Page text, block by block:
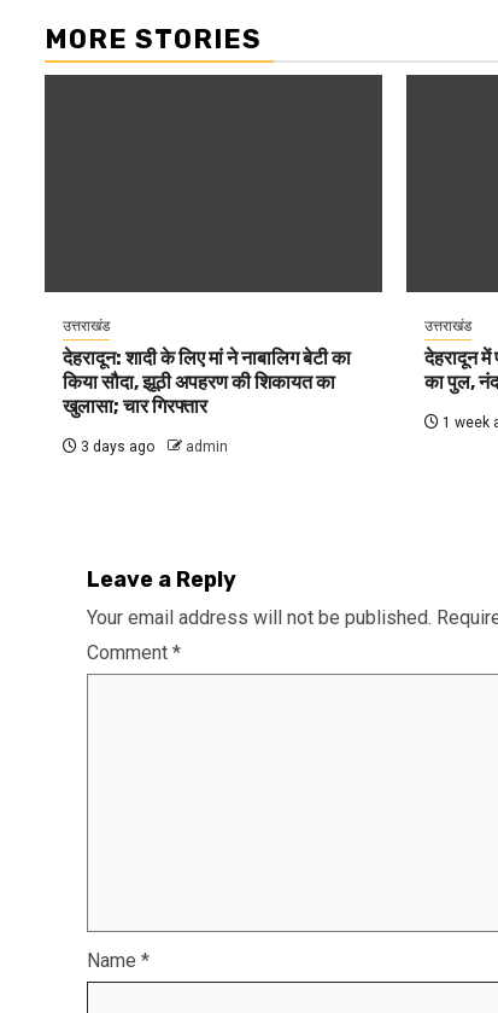
MORE STORIES
उत्तराखंड
देहरादून: शादी के लिए मां ने नाबालिग बेटी का
किया सौदा, झूठी अपहरण की शिकायत का
खुलासा; चार गिरफ्तार
3 days ago admin
उत्तराखंड
देहरादून में
का पुल,
1 week
Leave a Reply
Your email address will not be published.
Comment *
Name *